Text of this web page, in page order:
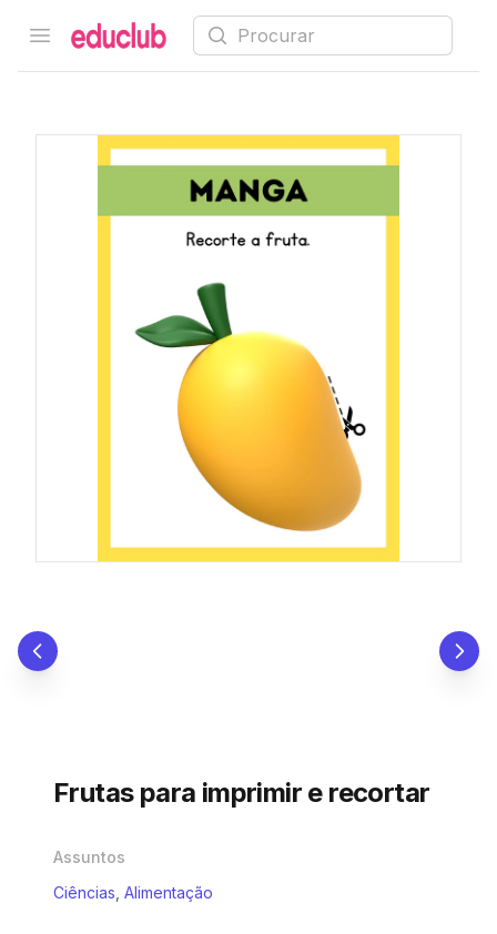
Open menu
Educlub Procurar
Frutas para imprimir e recortar
Assuntos
Ciências Alimentação